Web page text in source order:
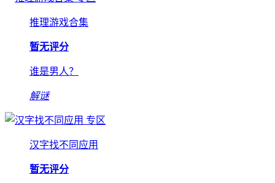
推理游戏合集
暂无评分
谁是男人？
解谜
专区
汉字找不同应用
暂无评分